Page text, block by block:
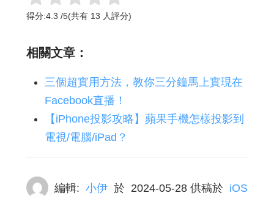
得分:4.3 /5(共有 13 人評分)
相關文章：
三個超實用方法，教你三分鐘馬上實現在
Facebook直播！
【iPhone投影攻略】蘋果手機怎樣投影到
電視/電腦/iPad？
編輯: 小伊 於 2024-05-28供稿於 iOS